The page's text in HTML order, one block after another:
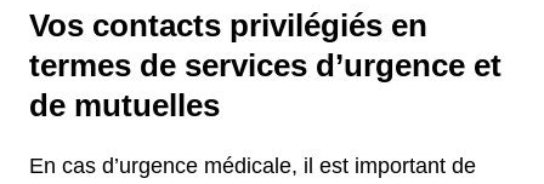
Vos contacts privilégiés en
termes de services d’urgence et
de mutuelles
En cas d’urgence médicale, il est important de